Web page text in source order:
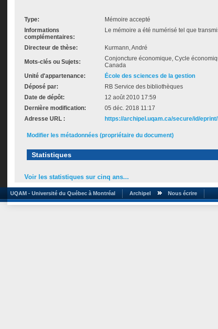
Type:
Mémoire accepté
Informations
complémentaires:
Le mémoire a été numérisé tel que
Directeur de thèse: Kurmann, André
Mots-clés ou Sujets:
Conjoncture économique, Cycle
Canada
Unité d'appartenance:
École des sciences de la gestion
Déposé par:
RB Service des bibliothèques
Date de dépôt:
12 août 2010 17:59
Dernière modification:
05 déc. 2018 11:17
Adresse URL :
https://archipel.uqam.ca/secure/id/
Modifier les métadonnées (propriétaire du document)
Statistiques
Voir les statistiques sur cinq ans...
UQAM - Université du Québec à Montréal Archipel Nous écrire